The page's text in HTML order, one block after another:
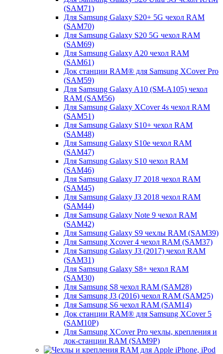
(SAM71)
Для Samsung Galaxy S20+ 5G чехол RAM
(SAM70)
Для Samsung Galaxy S20 5G чехол RAM
(SAM69)
Для Samsung Galaxy A20 чехол RAM
(SAM61)
Док станции RAM® для Samsung XCover Pro
(SAM59)
Для Samsung Galaxy A10 (SM-A105) чехол
RAM (SAM56)
Для Samsung Galaxy XCover 4s чехол RAM
(SAM51)
Для Samsung Galaxy S10+ чехол RAM
(SAM48)
Для Samsung Galaxy S10e чехол RAM
(SAM47)
Для Samsung Galaxy S10 чехол RAM
(SAM46)
Для Samsung Galaxy J7 2018 чехол RAM
(SAM45)
Для Samsung Galaxy J3 2018 чехол RAM
(SAM44)
Для Samsung Galaxy Note 9 чехол RAM
(SAM42)
Для Samsung Galaxy S9 чехлы RAM (SAM39)
Для Samsung Xcover 4 чехол RAM (SAM37)
Для Samsung Galaxy J3 (2017) чехол RAM
(SAM31)
Для Samsung Galaxy S8+ чехол RAM
(SAM30)
Для Samsung S8 чехол RAM (SAM28)
Для Samsung J3 (2016) чехол RAM (SAM25)
Для Samsung S6 чехол RAM (SAM14)
Док станции RAM® для Samsung XCover 5
(SAM10P)
Для Samsung XCover Pro чехлы, крепления и
док-станции RAM (SAM9P)